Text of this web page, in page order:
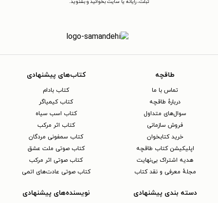
تبلت، رایانه یا سایت بخوانید و بشنوید.
طاقچه
تماس با ما
دربارهٔ طاقچه
سوال‌های متداول
فروش سازمانی
خرید کتابخوان
اپلیکیشن کتاب طاقچه
هدیه اشتراک بی‌نهایت
مجلهٔ معرفی و نقد کتاب
کتاب‌های پیشنهادی
کتاب بادام
کتاب کیمیاگر
کتاب اسب سیاه
کتاب اثر مرکب
کتاب سمفونی مردگان
کتاب صوتی ملت عشق
کتاب صوتی اثر مرکب
کتاب صوتی عادت‌های اتمی
دسته بندی پیشنهادی نویسنده‌های پیشنهادی